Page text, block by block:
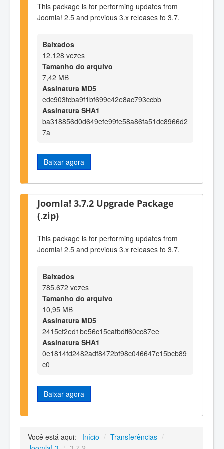
This package is for performing updates from
Joomla! 2.5 and previous 3.x releases to 3.7.
Baixados
12.128 vezes
Tamanho do arquivo
7,42 MB
Assinatura MD5
edc903fcba9f1bf699c42e8ac793ccbb
Assinatura SHA1
ba318856d0d649efe99fe58a86fa51dc8966d2
7a
Baixar agora
Joomla! 3.7.2 Upgrade Package
(.zip)
This package is for performing updates from
Joomla! 2.5 and previous 3.x releases to 3.7.
Baixados
785.672 vezes
Tamanho do arquivo
10,95 MB
Assinatura MD5
2415cf2ed1be56c15cafbdff60cc87ee
Assinatura SHA1
0e1814fd2482adf8472bf98c046647c15bcb89
c0
Baixar agora
Você está aqui: Início / Transferências /